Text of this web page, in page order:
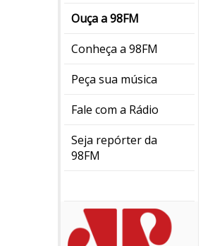
Ouça a 98FM
Conheça a 98FM
Peça sua música
Fale com a Rádio
Seja repórter da
98FM